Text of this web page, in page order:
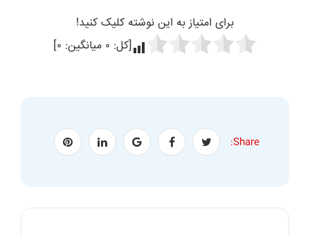
برای امتیاز به این نوشته کلیک کنید!
[کل: ۰ میانگین: ۰]
Share: